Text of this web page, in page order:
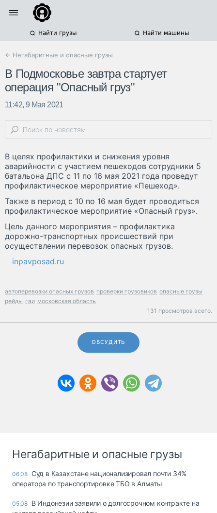
Найти грузы Найти машины
← Негабаритные и опасные грузы
В Подмосковье завтра стартует
операция "Опасный груз"
11:42, 9 Мая 2021
В целях профилактики и снижения уровня
аварийности с участием пешеходов сотрудники 5
батальона ДПС с 11 по 16 мая 2021 года проведут
профилактическое мероприятие «Пешеход».
Также в период с 10 по 16 мая будет проводиться
профилактическое мероприятие «Опасный груз».
Цель данного мероприятия – профилактика
дорожно-транспортных происшествий при
осуществлении перевозок опасных грузов.
inpavposad.ru
автоперевозки опасных грузов проверки грузовиков опасные грузы
рейды гаи московская область
131 просмотров всего.
ОБСУДИТЬ
Негабаритные и опасные грузы
06.08 Суд в Казахстане национализировал почти 34%
оператора по транспортировке ТБО в Алматы
05.08 В Индонезии заявили о долгосрочном контракте на